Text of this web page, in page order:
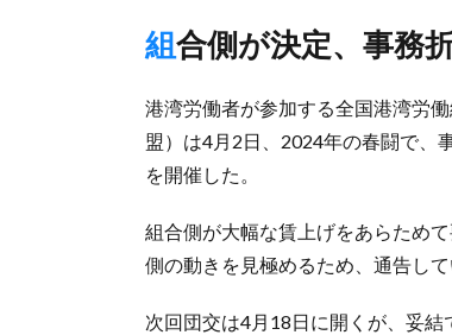
組合側が決定、事務
港湾労働者が参加する全国港湾労
盟）は4月2日、2024年の春闘で、
を開催した。
組合側が大幅な賃上げをあらため
側の動きを見極めるため、通告し
次回団交は4月18日に開くが、妥結